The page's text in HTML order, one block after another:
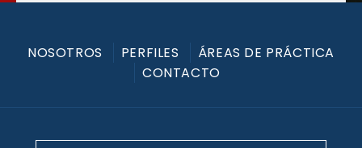
NOSOTROS PERFILES
ÁREAS DE PRÁCTICA
CONTACTO